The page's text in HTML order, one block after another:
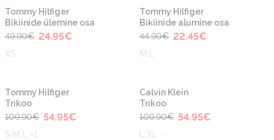
-50%
Tommy Hilfiger
Bikiinide ülemine osa
49.90€ 24.95€
XS
-50%
Tommy Hilfiger
Bikiinide alumine osa
44.90€ 22.45€
M L
-50%
Tommy Hilfiger
Trikoo
109.90€ 54.95€
S M L +1
-50%
Calvin Klein
Trikoo
109.90€ 54.95€
L XL